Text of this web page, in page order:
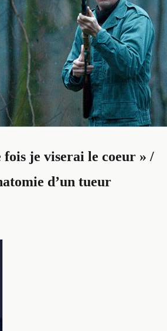
je viserai le coeur » /
d’un tueur